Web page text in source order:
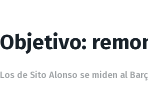
Objetivo:
Los de Sito Alonso se miden al